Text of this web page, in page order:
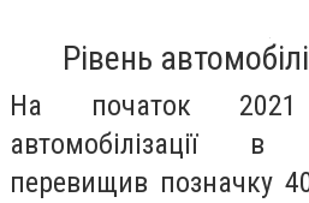
Рівень
На початок
автомобілізації
перевищив позначку